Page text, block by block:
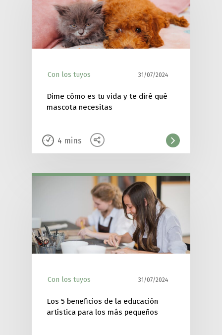
Con los tuyos 31/07/2024
Dime cómo es tu vida y te diré qué
mascota necesitas
4 mins
Con los tuyos 31/07/2024
Los 5 beneficios de la educación
artística para los más pequeños